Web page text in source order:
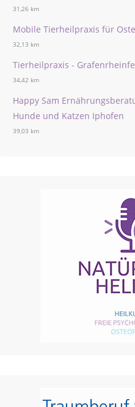
31,26 km
Mobile Tierheilpraxis für
32,13 km
Tierheilpraxis -
34,42 km
Happy Sam
Hunde und Katzen Iphofen
39,03 km